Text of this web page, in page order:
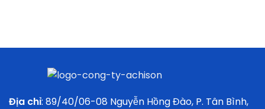
Địa chỉ: 89/40/06-08 Nguyễn Hồng Đào, P. Tân Bình,